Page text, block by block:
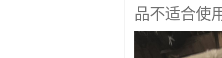
品不适合使